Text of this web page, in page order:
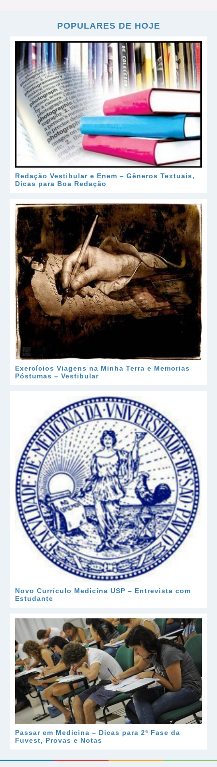
POPULARES DE HOJE
Redação Vestibular e Enem – Gêneros Textuais,
Dicas para Boa Redação
Exercícios Viagens na Minha Terra e Memorias
Póstumas – Vestibular
Novo Currículo Medicina USP – Entrevista com
Estudante
Passar em Medicina – Dicas para 2ª Fase da
Fuvest, Provas e Notas